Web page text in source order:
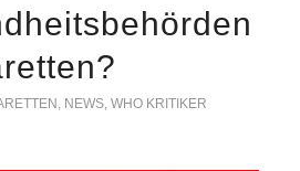
, NEWS, WHO KRITIKER